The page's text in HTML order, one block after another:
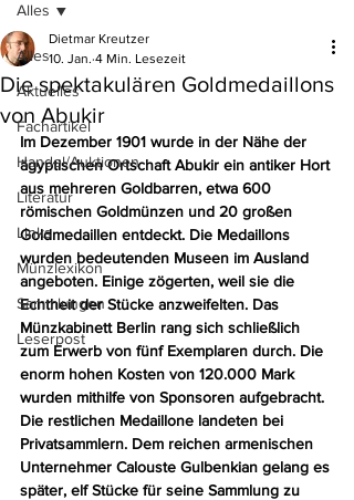
Alles
Aktuelles
Fachartikel
Handel/Auktionen
Literatur
Links
Münzlexikon
Sammlungen
Leserpost
Alles
Die spektakulären Goldmedaillons
von Abukir
Dietmar Kreutzer
10. Jan. 4 Min. Lesezeit
Im Dezember 1901 wurde in der Nähe der
ägyptischen Ortschaft Abukir ein antiker Hort
aus mehreren Goldbarren, etwa 600
römischen Goldmünzen und 20 großen
Goldmedaillen entdeckt. Die Medaillons
wurden bedeutenden Museen im Ausland
angeboten. Einige zögerten, weil sie die
Echtheit der Stücke anzweifelten. Das
Münzkabinett Berlin rang sich schließlich
zum Erwerb von fünf Exemplaren durch. Die
enorm hohen Kosten von 120.000 Mark
wurden mithilfe von Sponsoren aufgebracht.
Die restlichen Medaillone landeten bei
Privatsammlern. Dem reichen armenischen
Unternehmer Calouste Gulbenkian gelang es
später, elf Stücke für seine Sammlung zu